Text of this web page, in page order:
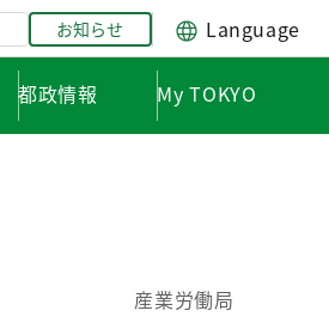
お知らせ Language
都政情報 My TOKYO
産業労働局